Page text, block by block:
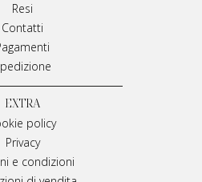
Resi
Contatti
EXTRA
policy
Privacy
e condizioni